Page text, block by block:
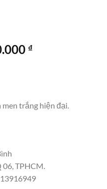
₫Giá
men trắng hiện đại.
06, TPHCM.